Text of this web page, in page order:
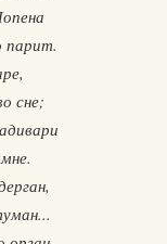
парит.
сне;